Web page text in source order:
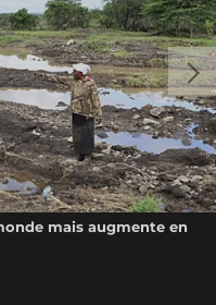
mais augmente en